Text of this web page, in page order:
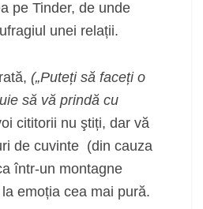
pe Tinder, de unde
unei relații.
(„Puteți să faceți o
să vă prindă cu
cititorii nu ştiți, dar vă
de cuvinte (din cauza
într-un montagne
emoția cea mai pură.